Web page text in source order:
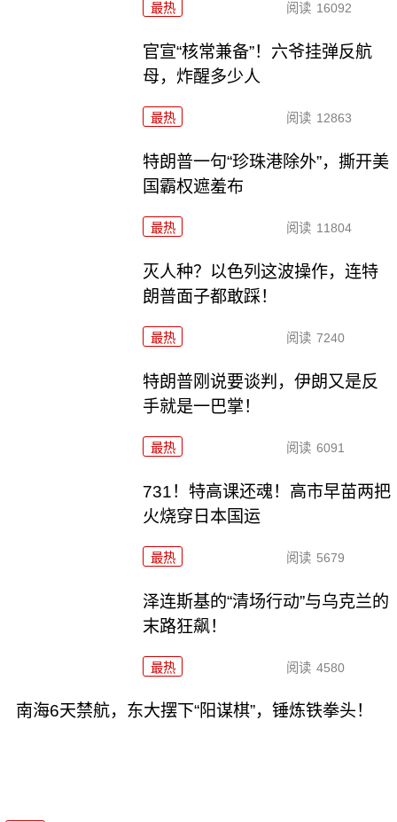
最热 阅读 16092
官宣“核常兼备”！六爷挂弹反航
母，炸醒多少人
最热 阅读 12863
特朗普一句“珍珠港除外”，撕开美
国霸权遮羞布
最热 阅读 11804
灭人种？以色列这波操作，连特
朗普面子都敢踩！
最热 阅读 7240
特朗普刚说要谈判，伊朗又是反
手就是一巴掌！
最热 阅读 6091
731！特高课还魂！高市早苗两把
火烧穿日本国运
最热 阅读 5679
泽连斯基的“清场行动”与乌克兰的
末路狂飙！
最热 阅读 4580
南海6天禁航，东大摆下“阳谋棋”，锤炼铁拳头！